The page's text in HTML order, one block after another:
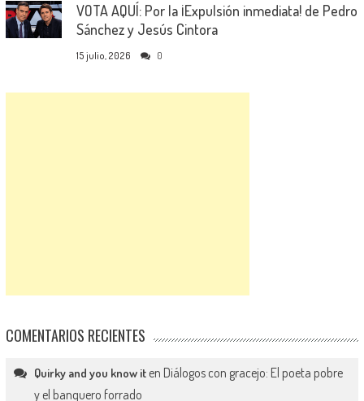
VOTA AQUÍ: Por la ¡Expulsión inmediata! de Pedro
Sánchez y Jesús Cintora
15 julio, 2026 0
COMENTARIOS RECIENTES
Quirky and you know iten Diálogos con gracejo: El poeta pobre
y el banquero forrado